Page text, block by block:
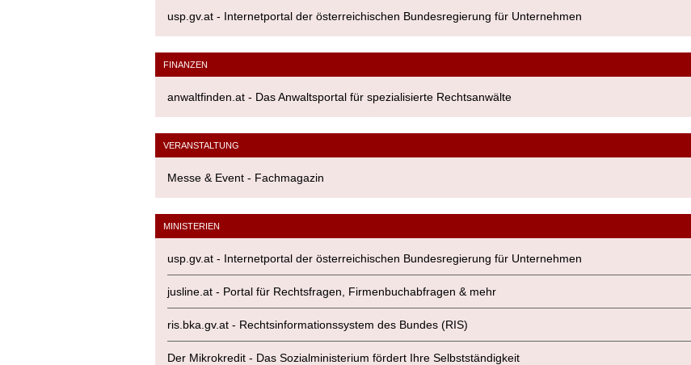
usp.gv.at - Internetportal der österreichischen Bundesregierung für Unternehmen
FINANZEN
anwaltfinden.at - Das Anwaltsportal für spezialisierte Rechtsanwälte
VERANSTALTUNG
Messe & Event - Fachmagazin
MINISTERIEN
usp.gv.at - Internetportal der österreichischen Bundesregierung für Unternehmen
jusline.at - Portal für Rechtsfragen, Firmenbuchabfragen & mehr
ris.bka.gv.at - Rechtsinformationssystem des Bundes (RIS)
Der Mikrokredit - Das Sozialministerium fördert Ihre Selbstständigkeit